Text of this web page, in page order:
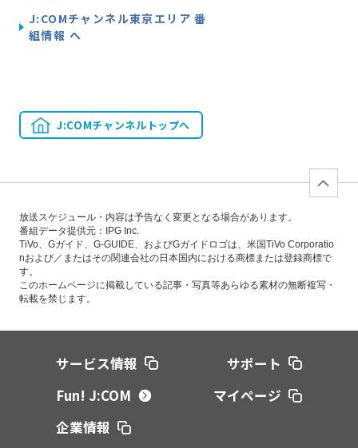
J:COMチャンネル東京エリア 番
組情報 へ
J:COMチャンネルトップへ
放送スケジュール・内容は予告なく変更となる場合があります。
番組データ提供元：IPG Inc.
TiVo、Gガイド、G-GUIDE、およびGガイドロゴは、米国TiVo Corporatio
nおよび／またはその関連会社の日本国内における商標または登録商標で
す。
このホームページに掲載している記事・写真等あらゆる素材の無断複写・
転載を禁じます。
サービス情報
サポート
Fun! J:COM
マイページ
企業情報